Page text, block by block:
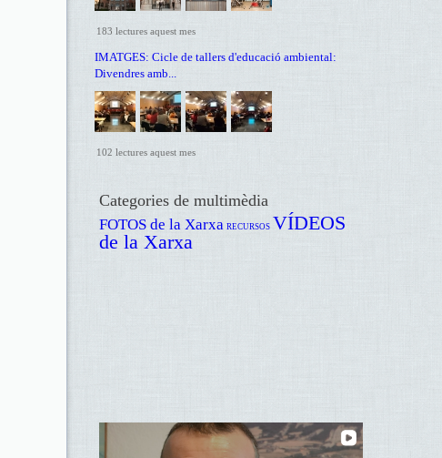
183 lectures aquest mes
IMATGES: Cicle de tallers d'educació ambiental:
Divendres amb...
102 lectures aquest mes
Categories de multimèdia
FOTOS de la Xarxa RECURSOS VÍDEOS
de la Xarxa